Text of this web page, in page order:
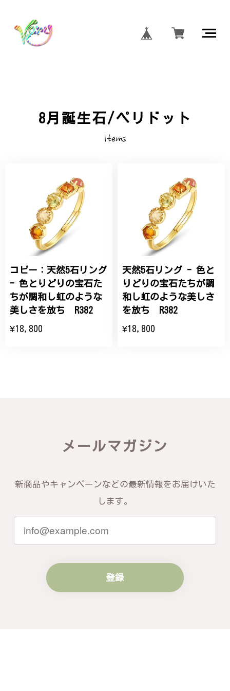
8月誕生石/ペリドット
Items
コピー：天然5石リング
- 色とりどりの宝石た
ちが調和し虹のような
美しさを放ち R382
¥18,800
天然5石リング - 色と
りどりの宝石たちが調
和し虹のような美しさ
を放ち R382
¥18,800
メールマガジン
新商品やキャンペーンなどの最新情報をお届けいた
します。
登録